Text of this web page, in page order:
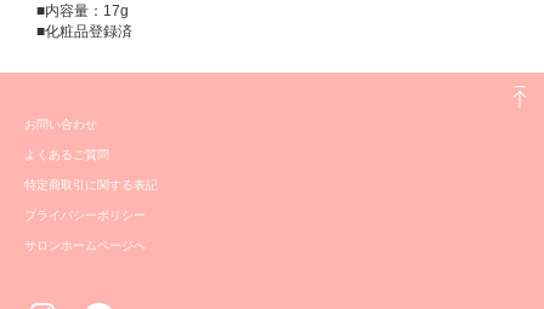
■内容量：17g
■化粧品登録済
お問い合わせ
よくあるご質問
特定商取引に関する表記
プライバシーポリシー
サロンホームページへ